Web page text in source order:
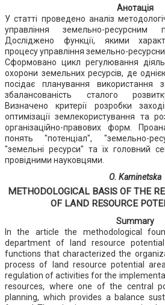
Анотація
У статті проведено аналіз
управління земельно-ресурсним
Досліджено функції, якими
процесу управління земельно-
Сформовано цикл регулювання
охорони земельних ресурсів, де
посідає планування використання
збалансованість сталого
Визначено критерії розробки
оптимізації землекористування та
організаційно-правових форм.
понять "потенціал", "земельно-
"земельні ресурси" та їх головний
провідними науковцями.
О. Kaminetska
METHODOLOGICAL BASIS OF THE
OF LAND RESOURCE
Summary
In the article the methodological
department of land resource
functions that characterized the
process of land resource potential
regulation of activities for the
resources, where one of the central
planning, which provides a balance